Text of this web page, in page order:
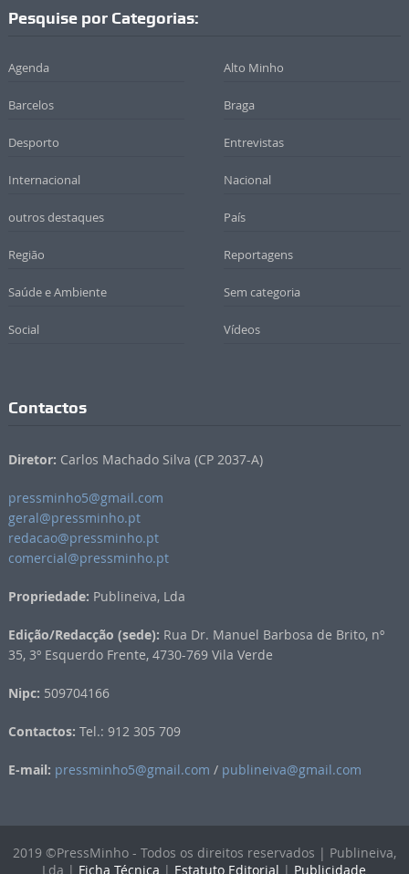
Pesquise por Categorias:
Agenda Alto Minho
Barcelos Braga
Desporto Entrevistas
Internacional Nacional
outros destaques País
Região Reportagens
Saúde e Ambiente Sem categoria
Social Vídeos
Contactos
Diretor: Carlos Machado Silva (CP 2037-A)
pressminho5@gmail.com
geral@pressminho.pt
redacao@pressminho.pt
comercial@pressminho.pt
Propriedade: Publineiva, Lda
Edição/Redacção (sede): Rua Dr. Manuel Barbosa de Brito, nº
35, 3º Esquerdo Frente, 4730-769 Vila Verde
Nipc: 509704166
Contactos: Tel.: 912 305 709
E-mail: pressminho5@gmail.com / publineiva@gmail.com
2019 ©PressMinho - Todos os direitos reservados | Publineiva,
Lda | Ficha Técnica | Estatuto Editorial | Publicidade